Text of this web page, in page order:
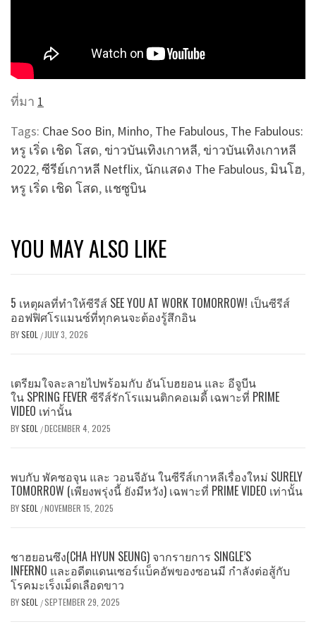
ที่มา 1
Tags: Chae Soo Bin, Minho, The Fabulous, The Fabulous:
หรู เริ่ด เชิด โสด, ข่าวบันเทิงเกาหลี, ข่าวบันเทิงเกาหลี
2022,ซีรีย์เกาหลี Netflix, นักแสดง The Fabulous, มินโฮ,
หรู เริ่ด เชิด โสด, แชซูบิน
YOU MAY ALSO LIKE
5 เหตุผลที่ทำให้ซีรีส์ SEE YOU AT WORK TOMORROW! เป็นซีรีส์
ออฟฟิศโรแมนซ์ที่ทุกคนจะต้องรู้สึกอิน
BYSEOL /JULY 3, 2026
เตรียมใจละลายไปพร้อมกับ อันโบฮยอน และ อีจูบีน
ใน SPRING FEVER ซีรีส์รักโรแมนติกคอเมดี้ เฉพาะที่ PRIME
VIDEO เท่านั้น
BYSEOL /DECEMBER 4, 2025
พบกับ พัคซอจุน และ วอนจีอัน ในซีรีส์เกาหลีเรื่องใหม่ SURELY
TOMORROW (เพียงพรุ่งนี้ ยังมีหวัง) เฉพาะที่ PRIME VIDEO เท่านั้น
BYSEOL /NOVEMBER 15, 2025
ชาฮยอนซึง(CHA HYUN SEUNG) จากรายการ SINGLE’S
INFERNO และอดีตแดนเซอร์แบ็คอัพของซอนมี กำลังต่อสู้กับ
โรคมะเร็งเม็ดเลือดขาว
BYSEOL /SEPTEMBER 29, 2025